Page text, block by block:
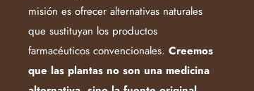
misión es ofrecer alternativas naturales
que sustituyan los productos
farmacéuticos convencionales. Creemos
que las plantas no son una medicina